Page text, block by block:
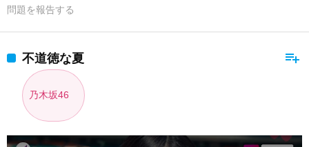
問題を報告する
playlist_add
不道徳な夏
乃木坂46